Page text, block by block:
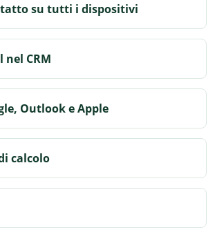
su tutti i dispositivi
nel CRM
Outlook e Apple
calcolo